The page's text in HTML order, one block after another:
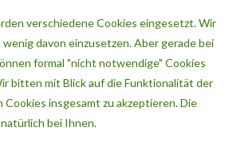
verschiedene Cookies eingesetzt. Wir
davon einzusetzen. Aber gerade bei
formal "nicht notwendige" Cookies
bitten mit Blick auf die Funktionalität der
insgesamt zu akzeptieren. Die
bei Ihnen.